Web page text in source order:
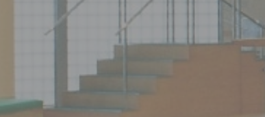
電話でのお問い合わせ